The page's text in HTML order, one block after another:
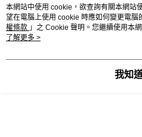
熱門標籤
本網站中使用 cookie，欲查詢有關本網站
望在電腦上使用 cookie 時應如何變更電腦
權條款 」之 Cookie 聲明。您繼續使用本
用條款之 Cookie 聲明使用 cookie。
了解更多 >
我知